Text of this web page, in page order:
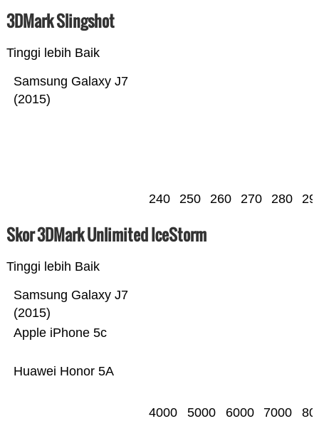
3DMark Slingshot
Tinggi lebih Baik
Samsung Galaxy J7
(2015)
240 250 260 270 280
Skor 3DMark Unlimited IceStorm
Tinggi lebih Baik
Huawei Honor 5A
Apple iPhone 5c
Samsung Galaxy J7
(2015)
4000 5000 6000 7000